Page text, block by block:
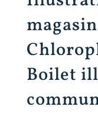
Boilet